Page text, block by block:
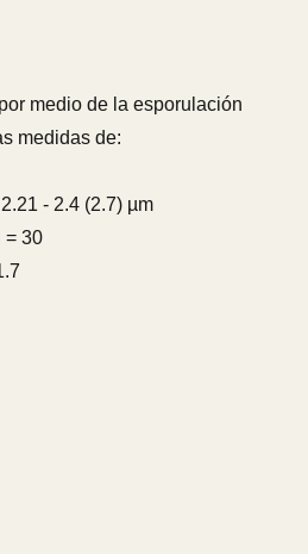
medio de la esporulación
medidas de:
- 2.4 (2.7) µm
= 30